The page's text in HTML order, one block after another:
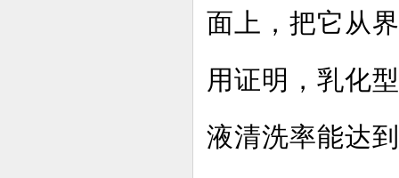
面上，把它从
用证明，乳化
液清洗率能达